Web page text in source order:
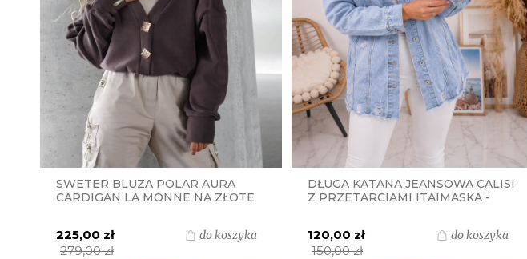
SWETER BLUZA POLAR AURA
CARDIGAN LA MONNE NA ZŁOTE
225,00 zł
279,00 zł
do koszyka
DŁUGA KATANA JEANSOWA CALISI
Z PRZETARCIAMI ITAIMASKA -
120,00 zł
150,00 zł
do koszyka